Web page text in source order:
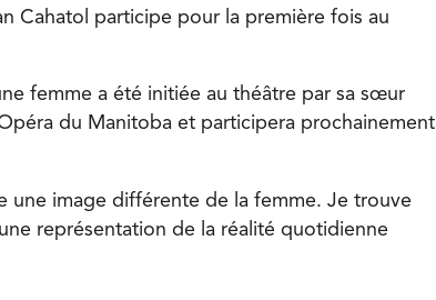
Cahatol participe pour la première fois au
femme a été initiée au théâtre par sa sœur
du Manitoba et participera prochainement
une image différente de la femme. Je trouve
représentation de la réalité quotidienne